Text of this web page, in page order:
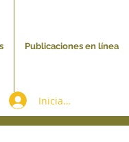
Publicaciones en línea
Iniciar sesión